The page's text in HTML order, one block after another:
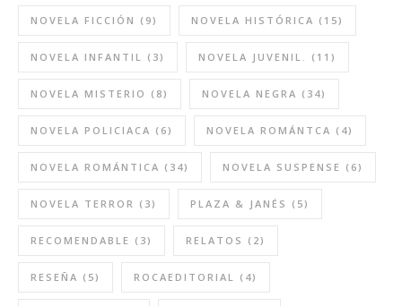
NOVELA FICCIÓN (9) NOVELA HISTÓRICA (15)
NOVELA INFANTIL (3) NOVELA JUVENIL. (11)
NOVELA MISTERIO (8) NOVELA NEGRA (34)
NOVELA POLICIACA (6) NOVELA ROMÁNTCA (4)
NOVELA ROMÁNTICA (34) NOVELA SUSPENSE (6)
NOVELA TERROR (3) PLAZA & JANÉS (5)
RECOMENDABLE (3) RELATOS (2)
RESEÑA (5) ROCAEDITORIAL (4)